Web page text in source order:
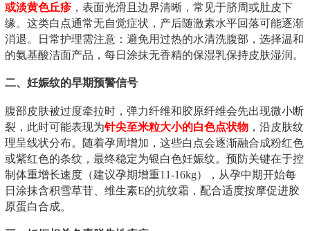
或淡黄色丘疹，表面光滑且边界清晰，常见于脐周或肚皮下
缘。这类白点通常无自觉症状，产后随激素水平回落可能逐渐
消退。日常护理需注意：避免用过热的水清洗腹部，选择温和
的氨基酸洁面产品，每日涂抹无香精的保湿乳保持皮肤湿润。
二、妊娠纹的早期预警信号
腹部皮肤被过度牵拉时，弹力纤维和胶原纤维会先出现微小断
裂，此时可能表现为针尖至米粒大小的白色点状物 ，沿皮肤纹
理呈线状分布。随着孕周增加，这些白点会逐渐融合成粉红色
或紫红色的条纹，最终稳定为银白色妊娠纹。预防关键在于控
制体重增长速度（建议孕期增重11-16kg），从孕中期开始每
日涂抹含积雪草苷、维生素E的抗纹霜，配合适度按摩促进胶
原蛋白合成。